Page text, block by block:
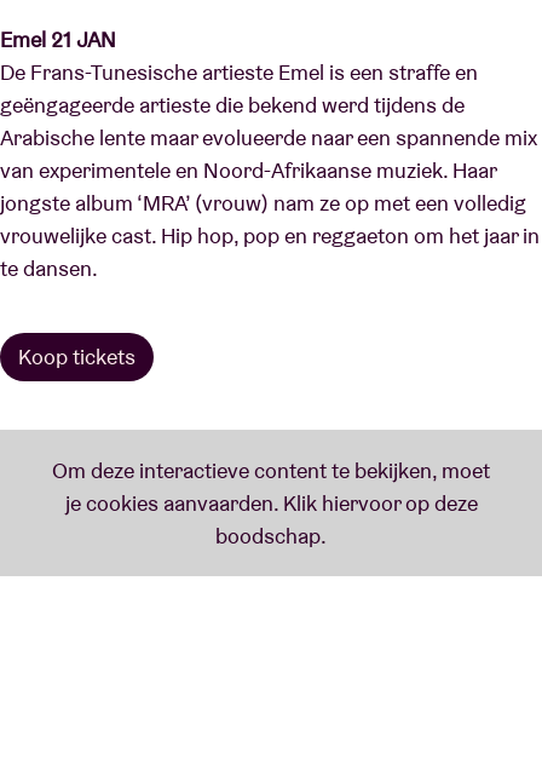
Emel 21 JAN
De Frans-Tunesische artieste Emel is een straffe en
geëngageerde artieste die bekend werd tijdens de
Arabische lente maar evolueerde naar een spannende mix
van experimentele en Noord-Afrikaanse muziek. Haar
jongste album ‘MRA’ (vrouw) nam ze op met een volledig
vrouwelijke cast. Hip hop, pop en reggaeton om het jaar in
te dansen.
Koop tickets